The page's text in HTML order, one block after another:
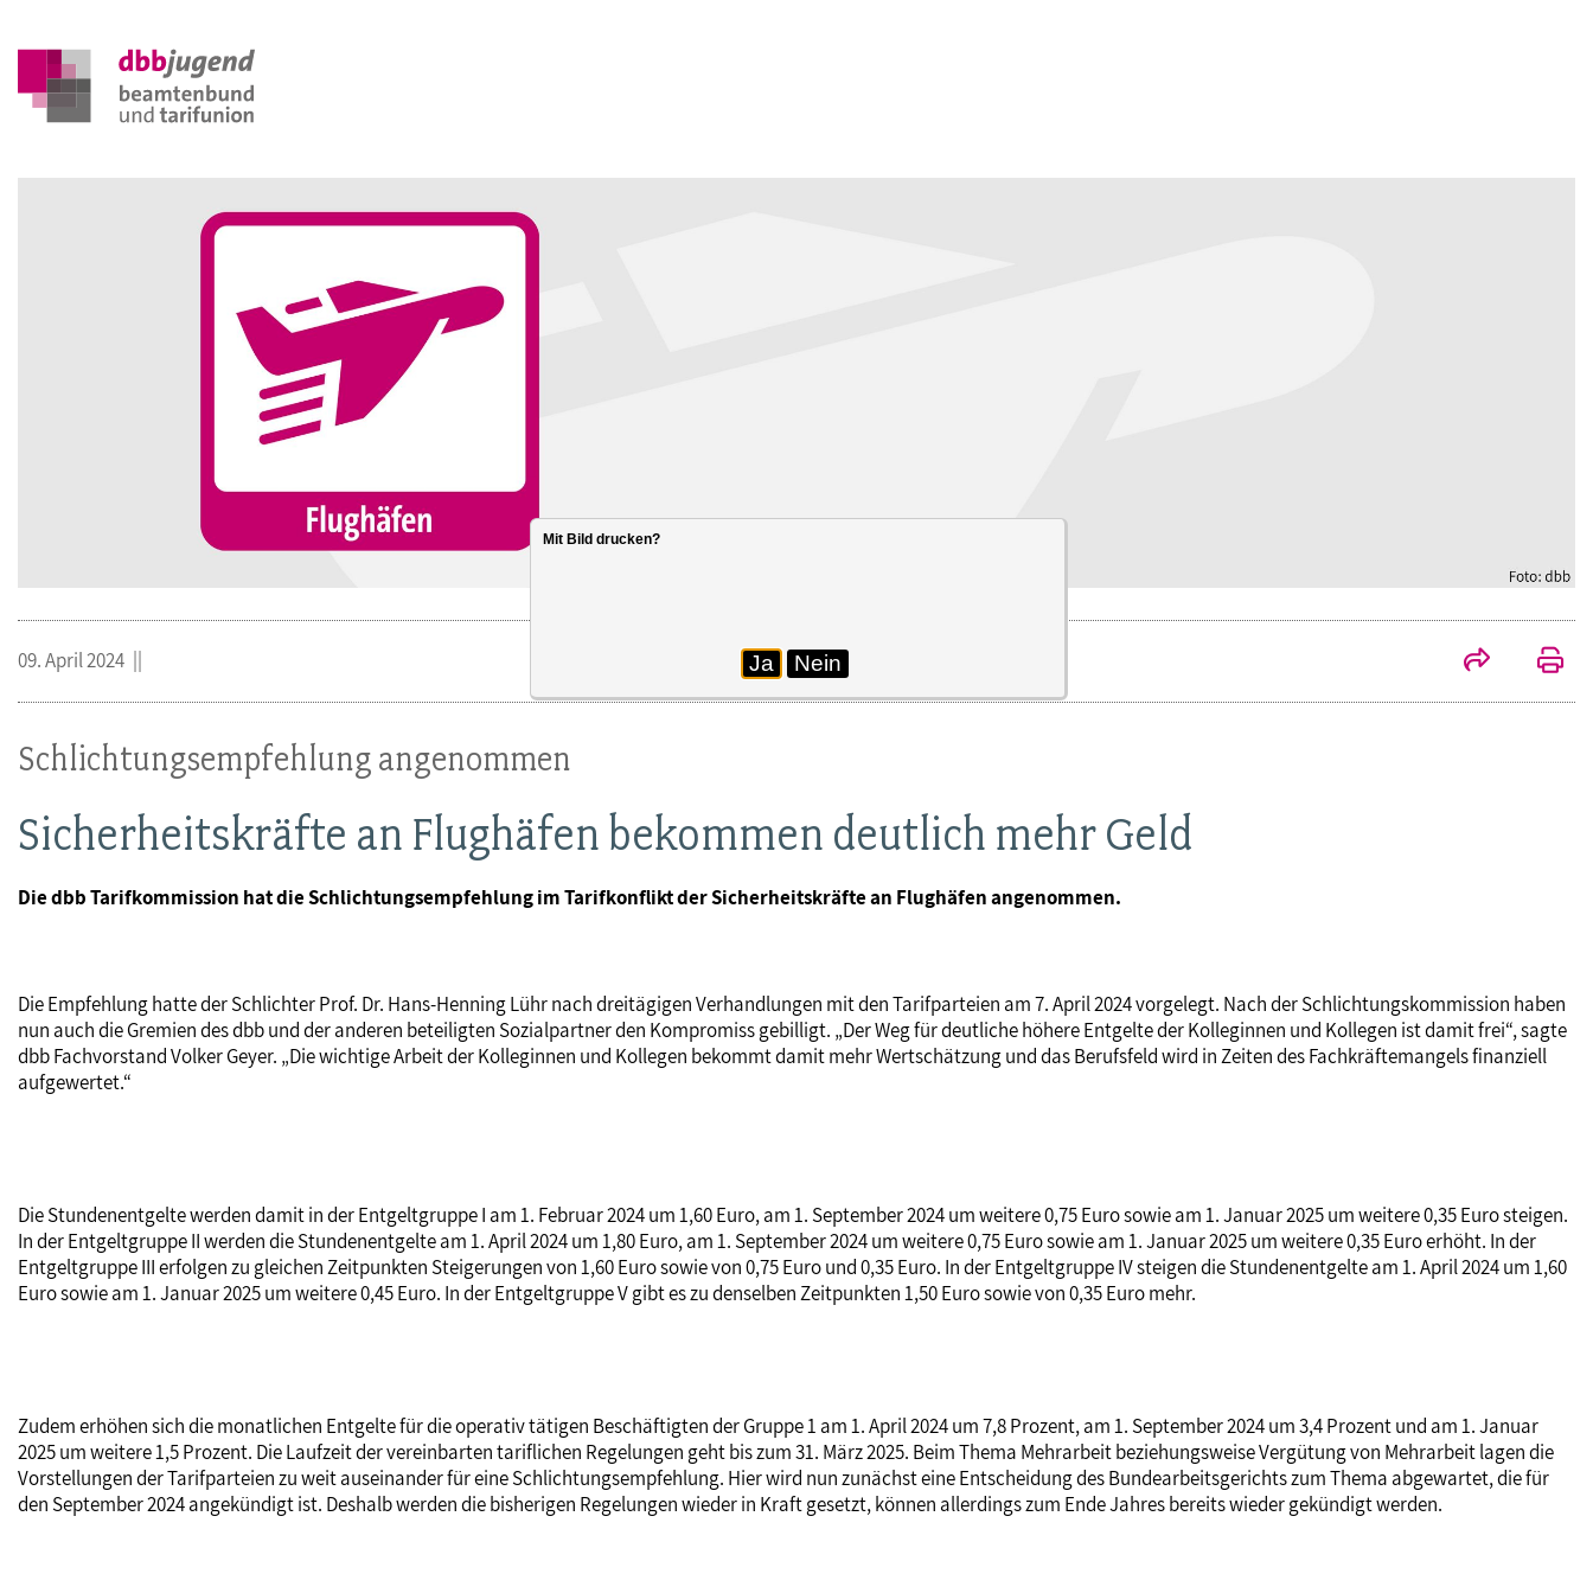
Schlichtungsempfehlung angenommen
Sicherheitskräfte an Flughäfen bekommen deutlich mehr Geld
Die dbb Tarifkommission hat die Schlichtungsempfehlung im Tarifkonflikt der Sicherheitskräfte an Flughäfen angenommen.
09. April 2024
Die Empfehlung hatte der Schlichter Prof. Dr. Hans-Henning Lühr nach dreitägigen Verhandlungen mit den Tarifparteien am 7. April 2024 vorgelegt. Nach der Schlichtungskommission haben
nun auch die Gremien des dbb und der anderen beteiligten Sozialpartner den Kompromiss gebilligt. „Der Weg für deutliche höhere Entgelte der Kolleginnen und Kollegen ist damit frei“, sagte
dbb Fachvorstand Volker Geyer. „Die wichtige Arbeit der Kolleginnen und Kollegen bekommt damit mehr Wertschätzung und das Berufsfeld wird in Zeiten des Fachkräftemangels finanziell
aufgewertet.“
Die Stundenentgelte werden damit in der Entgeltgruppe I am 1. Februar 2024 um 1,60 Euro, am 1. September 2024 um weitere 0,75 Euro sowie am 1. Januar 2025 um weitere 0,35 Euro steigen.
In der Entgeltgruppe II werden die Stundenentgelte am 1. April 2024 um 1,80 Euro, am 1. September 2024 um weitere 0,75 Euro sowie am 1. Januar 2025 um weitere 0,35 Euro erhöht. In der
Entgeltgruppe III erfolgen zu gleichen Zeitpunkten Steigerungen von 1,60 Euro sowie von 0,75 Euro und 0,35 Euro. In der Entgeltgruppe IV steigen die Stundenentgelte am 1. April 2024 um 1,60
Euro sowie am 1. Januar 2025 um weitere 0,45 Euro. In der Entgeltgruppe V gibt es zu denselben Zeitpunkten 1,50 Euro sowie von 0,35 Euro mehr.
Zudem erhöhen sich die monatlichen Entgelte für die operativ tätigen Beschäftigten der Gruppe 1 am 1. April 2024 um 7,8 Prozent, am 1. September 2024 um 3,4 Prozent und am 1. Januar
2025 um weitere 1,5 Prozent. Die Laufzeit der vereinbarten tariflichen Regelungen geht bis zum 31. März 2025. Beim Thema Mehrarbeit beziehungsweise Vergütung von Mehrarbeit lagen die
Vorstellungen der Tarifparteien zu weit auseinander für eine Schlichtungsempfehlung. Hier wird nun zunächst eine Entscheidung des Bundearbeitsgerichts zum Thema abgewartet, die für
den September 2024 angekündigt ist. Deshalb werden die bisherigen Regelungen wieder in Kraft gesetzt, können allerdings zum Ende Jahres bereits wieder gekündigt werden.
Mit Bild drucken?
Ja Nein